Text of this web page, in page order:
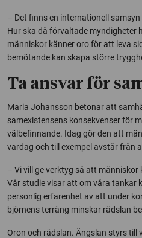
– Det finns en internationell
Hur ska då förvaltade myndigheter
människor känner oro för att leva
bemötande kan skapa större
Ta ansvar för
Maria Johansson betonar att
samexistensens konsekvenser för
välbefinnande. Idag gör den att
vardag och till exempel avstår från
– Vi vill ge verktyg så att
Vår studie visar att om våra tankar
personlig erfarenhet av att under
björnens terräng minskar rädslan
Oron och rädslan. Ängslan styrs till